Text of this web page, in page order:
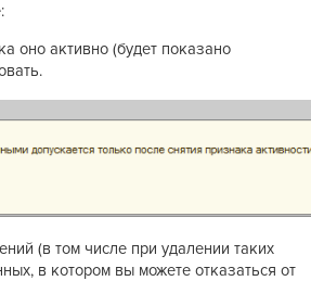
оно активно (будет показано
(в том числе при удалении таких
в котором вы можете отказаться от